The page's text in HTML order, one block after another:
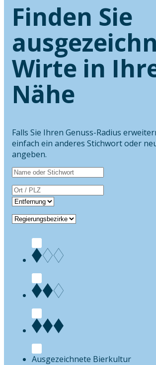
Finden Sie
Wirte in
Nähe
Falls Sie Ihren Genuss-Radius
einfach ein anderes Stichwort oder
angeben.
Bierkultur